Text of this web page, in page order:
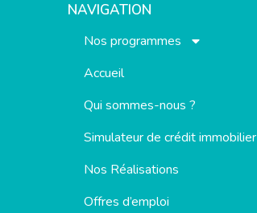
NAVIGATION
Nos programmes
Accueil
Qui sommes-nous ?
Simulateur de crédit immobilier
Nos Réalisations
Offres d’emploi